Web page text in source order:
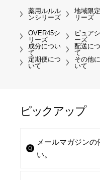
薬用ルルル
ンシリーズ
地域限
リーズ
OVER45シ
リーズ
ピュア
ーズ
成分につい
て
配送に
て
定期便につ
いて
その他
いて
ピックアップ
メールマガジン
い。